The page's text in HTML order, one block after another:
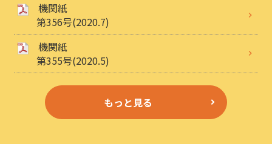
機関紙
第356号(2020.7)
機関紙
第355号(2020.5)
もっと見る